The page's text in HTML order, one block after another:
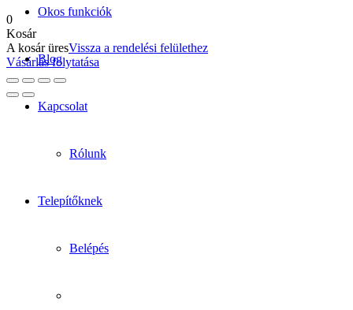
Okos funkciók
Blog
Kapcsolat
Rólunk
Telepítőknek
Belépés
0
Kosár
A kosár üresVissza a rendelési felülethez
Vásárlás folytatása